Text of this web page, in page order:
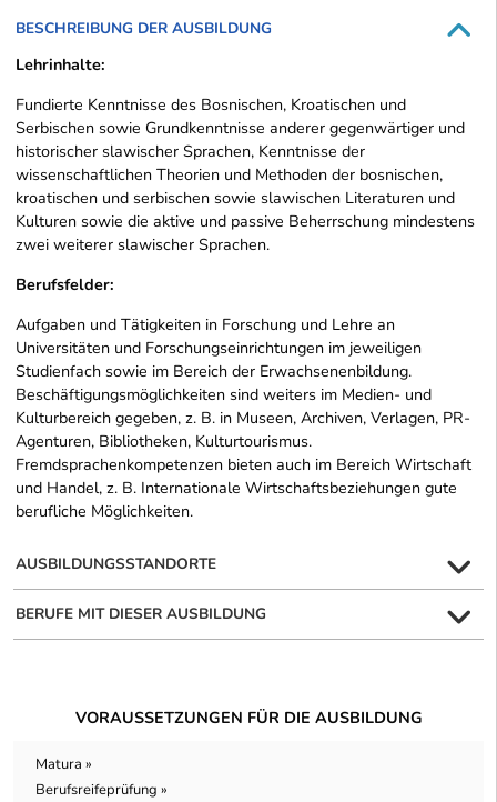
BESCHREIBUNG DER AUSBILDUNG
Lehrinhalte:
Fundierte Kenntnisse des Bosnischen, Kroatischen und
Serbischen sowie Grundkenntnisse anderer gegenwärtiger und
historischer slawischer Sprachen, Kenntnisse der
wissenschaftlichen Theorien und Methoden der bosnischen,
kroatischen und serbischen sowie slawischen Literaturen und
Kulturen sowie die aktive und passive Beherrschung mindestens
zwei weiterer slawischer Sprachen.
Berufsfelder:
Aufgaben und Tätigkeiten in Forschung und Lehre an
Universitäten und Forschungseinrichtungen im jeweiligen
Studienfach sowie im Bereich der Erwachsenenbildung.
Beschäftigungsmöglichkeiten sind weiters im Medien- und
Kulturbereich gegeben, z. B. in Museen, Archiven, Verlagen, PR-
Agenturen, Bibliotheken, Kulturtourismus.
Fremdsprachenkompetenzen bieten auch im Bereich Wirtschaft
und Handel, z. B. Internationale Wirtschaftsbeziehungen gute
berufliche Möglichkeiten.
AUSBILDUNGSSTANDORTE
BERUFE MIT DIESER AUSBILDUNG
VORAUSSETZUNGEN FÜR DIE AUSBILDUNG
Matura »
Berufsreifeprüfung »